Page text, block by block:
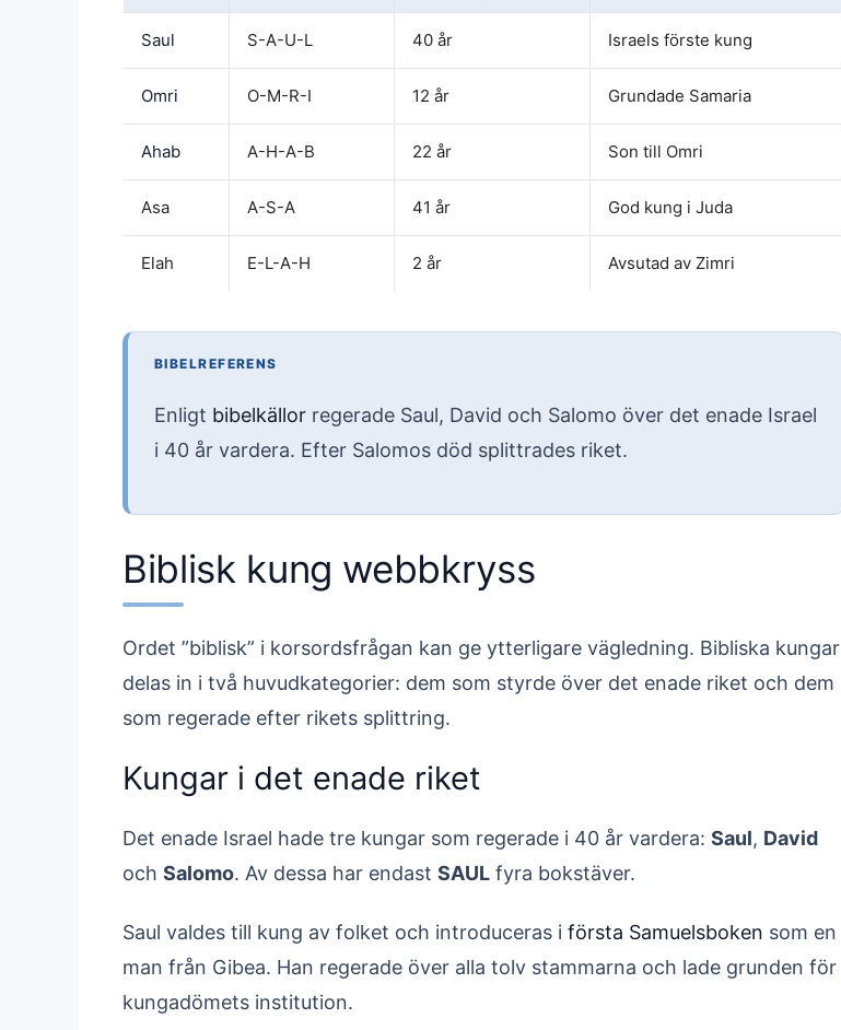
Saul S-A-U-L 40 år Israels förste kung
Omri O-M-R-I 12 år Grundade Samaria
Ahab A-H-A-B 22 år Son till Omri
Asa A-S-A 41 år God kung i Juda
Elah E-L-A-H 2 år Avsutad av Zimri
BIBELREFERENS
Enligt bibelkällor regerade Saul, David och Salomo över det enade Israel
i 40 år vardera. Efter Salomos död splittrades riket.
Biblisk kung webbkryss
Ordet ”biblisk” i korsordsfrågan kan ge ytterligare vägledning. Bibliska kungar
delas in i två huvudkategorier: dem som styrde över det enade riket och dem
som regerade efter rikets splittring.
Kungar i det enade riket
Det enade Israel hade tre kungar som regerade i 40 år vardera: Saul, David
och Salomo. Av dessa har endast SAUL fyra bokstäver.
Saul valdes till kung av folket och introduceras i första Samuelsboken som en
man från Gibea. Han regerade över alla tolv stammarna och lade grunden för
kungadömets institution.